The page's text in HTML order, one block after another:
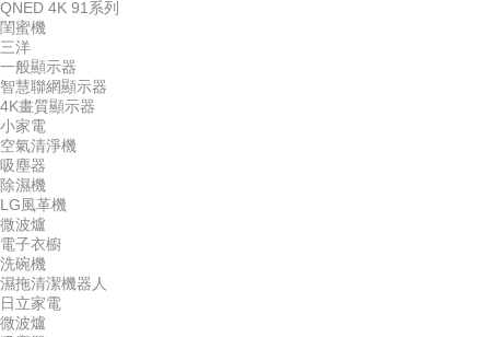
QNED 4K 91系列
閨蜜機
三洋
一般顯示器
智慧聯網顯示器
4K畫質顯示器
小家電
空氣清淨機
吸塵器
除濕機
LG風革機
微波爐
電子衣櫥
洗碗機
濕拖清潔機器人
日立家電
微波爐